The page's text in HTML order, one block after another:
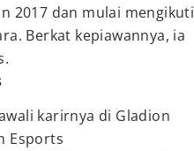
2017 dan mulai mengikuti
Berkat kepiawannya, ia
karirnya di Gladion
Esports